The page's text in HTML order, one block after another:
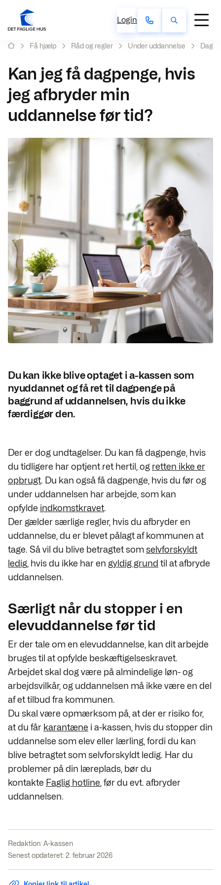
Login
Få hjælp Råd og regler Under uddannelse
Kan jeg få dagpenge, hvis
jeg afbryder min
uddannelse før tid?
Du kan ikke blive optaget i a-kassen som
nyuddannet og få ret til dagpenge på
baggrund af uddannelsen, hvis du ikke
færdiggør den.
Der er dog undtagelser. Du kan få dagpenge, hvis
du tidligere har optjent ret hertil, og retten ikke er
opbrugt. Du kan også få dagpenge, hvis du før og
under uddannelsen har arbejde, som kan
opfylde indkomstkravet.
Der gælder særlige regler, hvis du afbryder en
uddannelse, du er blevet pålagt af kommunen at
tage. Så vil du blive betragtet somselvforskyldt
ledig , hvis du ikke har en gyldig grund til at afbryde
uddannelsen.
Særligt når du stopper i en
elevuddannelse før tid
Er der tale om en elevuddannelse, kan dit arbejde
bruges til at opfylde beskæftigelseskravet.
Arbejdet skal dog være på almindelige løn- og
arbejdsvilkår, og uddannelsen må ikke være en del
af et tilbud fra kommunen.
Du skal være opmærksom på, at der er risiko for,
at du får karantæne i a-kassen, hvis du stopper din
uddannelse som elev eller lærling, fordi du kan
blive betragtet som selvforskyldt ledig. Har du
problemer på din læreplads, bør du
kontakte Faglig hotline , før du evt. afbryder
uddannelsen.
Redaktion: A-kassen
Senest opdateret: 2. februar 2026